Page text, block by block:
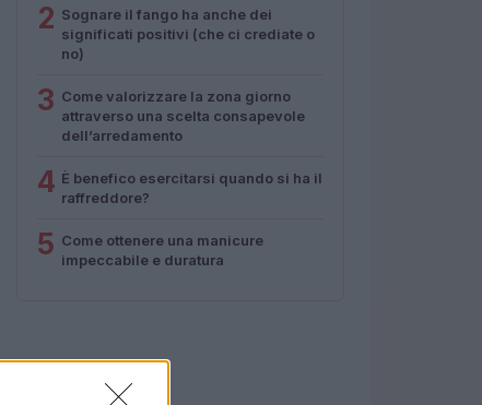
2 Sognare il fango ha anche dei
significati positivi (che ci crediate o
no)
3 Come valorizzare la zona giorno
attraverso una scelta consapevole
dell’arredamento
4 È benefico esercitarsi quando si ha il
raffreddore?
5 Come ottenere una manicure
impeccabile e duratura